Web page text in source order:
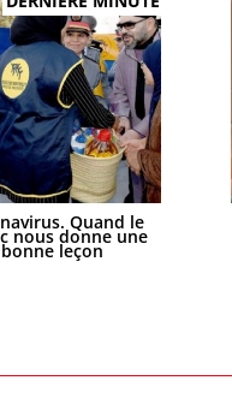
Quand le
nous donne une
bonne leçon